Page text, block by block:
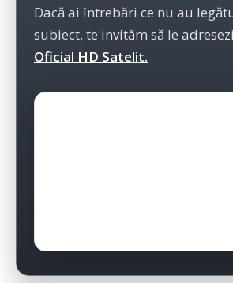
Dacă ai întrebări ce nu au
subiect, te invităm să le
Oficial HD Satelit.